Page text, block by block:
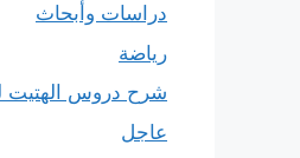
دراسات وأبحاث
رياضة
شرح دروس الهتيت
عاجل